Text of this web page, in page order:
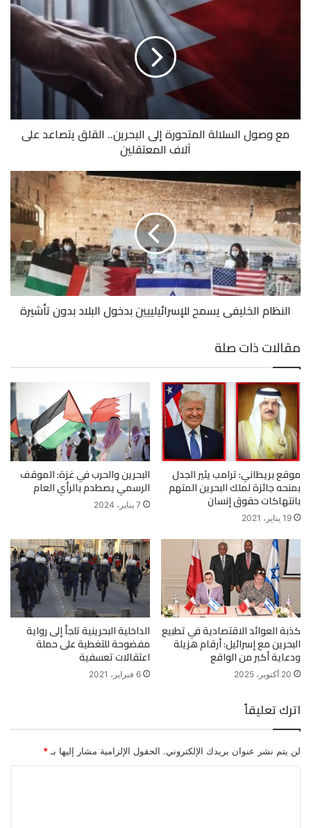
مع وصول السلالة المتحورة إلى البحرين.. القلق يتصاعد على
آلاف المعتقلين
النظام الخليفي يسمح للإسرائيلييين بدخول البلاد بدون تأشيرة
مقالات ذات صلة
موقع بريطاني: ترامب يثير الجدل
بمنحه جائزة لملك البحرين المتهم
بانتهاكات حقوق إنسان
19 يناير، 2021
البحرين والحرب في غزة: الموقف
الرسمي يصطدم بالرأي العام
7 يناير، 2024
كذبة العوائد الاقتصادية في تطبيع
البحرين مع إسرائيل: أرقام هزيلة
ودعاية أكبر من الواقع
20 أكتوبر، 2025
الداخلية البحرينية تلجأ إلى رواية
مفضوحة للتغطية على حملة
اعتقالات تعسفية
6 فبراير، 2021
اترك تعليقاً
لن يتم نشر عنوان بريدك الإلكتروني. الحقول الإلزامية مشار إليها بـ *